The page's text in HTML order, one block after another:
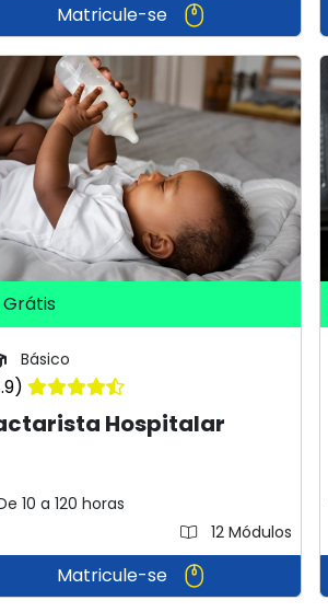
Matricule-se
Grátis
Básico
Hospitalar
10 a 120 horas
12 Módulos
Matricule-se